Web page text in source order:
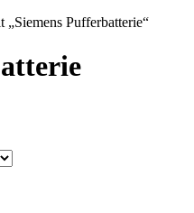
Pufferbatterie“